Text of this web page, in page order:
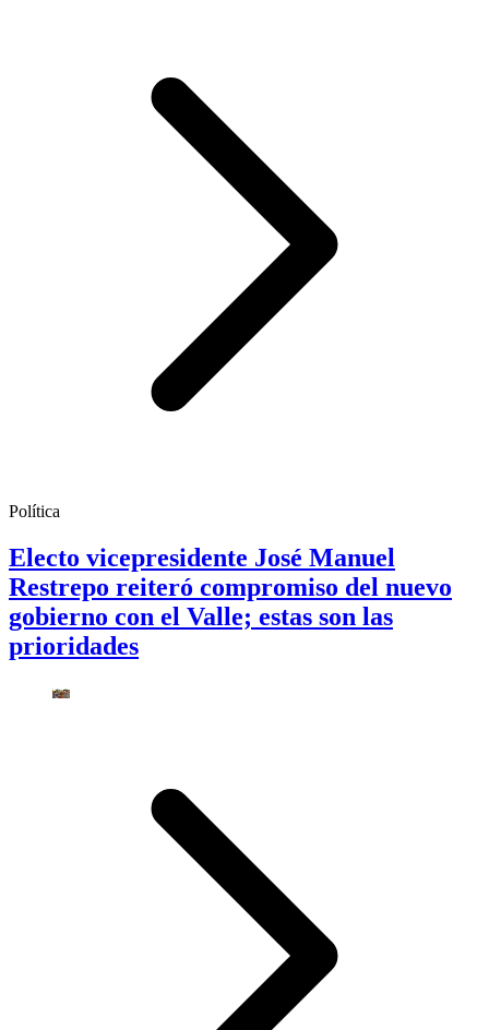
Política
Electo vicepresidente José Manuel
Restrepo reiteró compromiso del nuevo
gobierno con el Valle; estas son las
prioridades